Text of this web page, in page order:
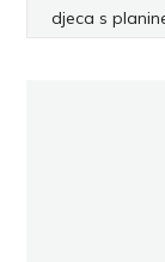
djeca s